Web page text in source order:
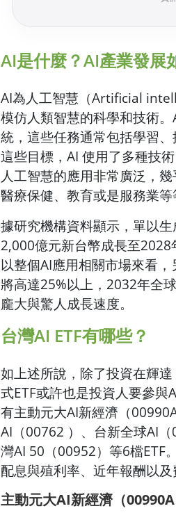
AI是什麼？AI產業發展
AI為人工智慧（Artificial
模仿人類智慧的科學和技術
統，這些任務通常包括學習
這些目標，AI 使用了多種技
人工智慧的應用非常廣泛，
醫療保健、教育或是服務業等
據研究機構資料顯示，單以
2,000億元新台幣成長至
以整個AI應用相關市場來看
將高達25%以上，2032年全
龐大與驚人成長速度。
台灣AI ETF有哪些？
如上述所說，除了投資在輝
式ETF或許也是投資人要參與
有主動元大AI新經濟（
AI（00762 ）、台新全球AI
灣AI 50（00952）等6檔ETF
配息與殖利率、近年報酬以及
主動元大AI新經濟（00990A